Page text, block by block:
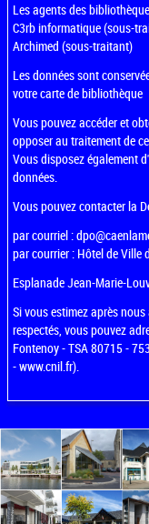
Les agents des
C3rb informatique (sous-
Archimed (sous-traitant)
Les données sont
votre carte de bibliothèque
Vous pouvez accéder et
opposer au traitement de
Vous disposez également
données.
Vous pouvez contacter la
par courriel :
par courrier : Hôtel de Ville
Esplanade Jean-Marie-
Si vous estimez après
respectés, vous pouvez
Fontenoy - TSA 80715 -
-www.cnil.fr).